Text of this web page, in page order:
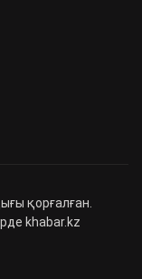
қорғалған.
khabar.kz